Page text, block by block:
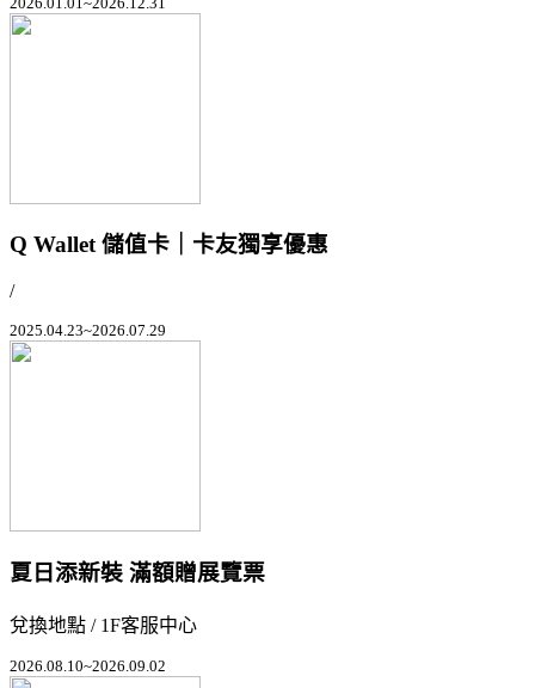
Q Wallet 儲值卡｜卡友獨享優惠
/
2025.04.23~2026.07.29
夏日添新裝 滿額贈展覽票
兌換地點 / 1F客服中心
2026.08.10~2026.09.02